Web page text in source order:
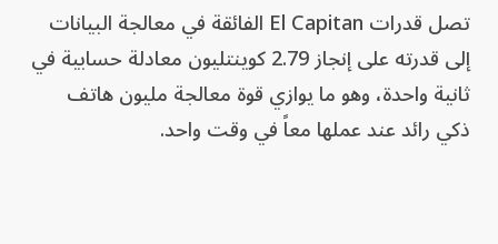
تصل قدرات El Capitan الفائقة في معالجة البيانات
إلى قدرته على إنجاز 2.79 كوينتليون معادلة حسابية في
ثانية واحدة، وهو ما يوازي قوة معالجة مليون هاتف
ذكي رائد عند عملها معاً في وقت واحد.